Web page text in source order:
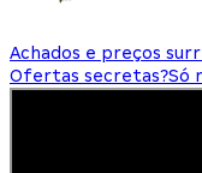
Achados e preços
Ofertas secretas?Só